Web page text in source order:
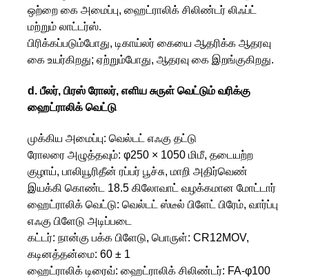
ஒற்றை கை அமைப்பு, ஹைட்ராலிக் சிலிண்டர் லிஃப்ட்
மற்றும் லாட்டர்ஸ்.
பிரிக்கப்படும்போது, ​​டிகாய்லர் கையை ஆதரிக்க ஆதரவு
கை உயர்கிறது; ஏற்றும்போது, ​​ஆதரவு கை இறங்குகிறது.
d. பீலர், பிரஸ் ரோலர், எளிய சுருள் வெட்டும் வரிக்கு
ஹைட்ராலிக் வெட்டு
முக்கிய அமைப்பு: வெல்டட் எஃகு தட்டு
ரோலரை அழுத்தவும்: φ250 × 1050 மிமீ, தடையற்ற
குழாய், பாலியூரிதீன் ரப்பர் பூச்சு, மாறி அதிர்வெண்
இயக்கி கொண்ட 18.5 கிலோவாட் வழக்கமான மோட்டார்
ஹைட்ராலிக் வெட்டு: வெல்டட் ஸ்டீல் பிளேட் பிரேம், வார்ப்பு
எஃகு பிளேடு அடிப்படை
கட்டர்: நான்கு பக்க பிளேடு, பொருள்: CR12MOV,
கடினத்தன்மை: 60 ± 1
ஹைட்ராலிக் டிரைவ்: ஹைட்ராலிக் சிலிண்டர்: FA-φ100